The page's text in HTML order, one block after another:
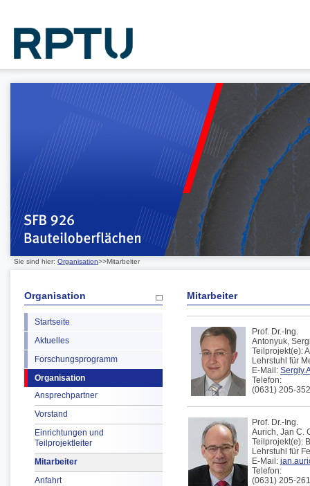
Sie sind hier: Organisation>>Mitarbeiter
Organisation
Startseite
Aktuelles
Forschungsprogramm
Organisation
Ansprechpartner
Vorstand
Einrichtungen und
Teilprojektleiter
Mitarbeiter
Anfahrt
Mitarbeiter
Prof. Dr.-Ing.
Antonyuk,
Teilprojekt(e):
Lehrstuhl für
E-Mail:
Telefon:
(0631) 205-
Prof. Dr.-Ing.
Aurich, Jan C.
Teilprojekt(e):
Lehrstuhl für
E-Mail:
Telefon:
(0631) 205-